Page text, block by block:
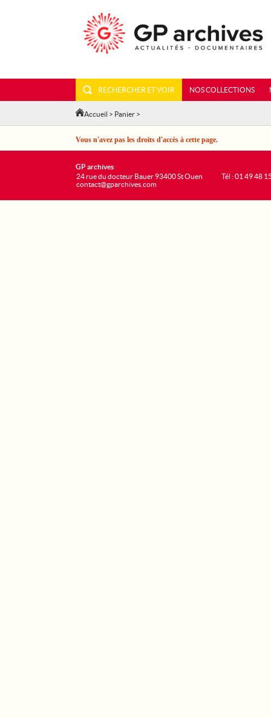
RECHERCHER ET VOIR NOS COLLECTIONS
Accueil > Panier >
Vous n'avez pas les droits d'accès à cette page.
GP archives
24 rue du docteur Bauer 93400 St Ouen
contact@gparchives.com
Tél : 01 49 48